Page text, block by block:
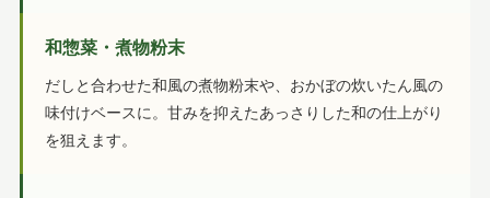
和惣菜・煮物粉末
だしと合わせた和風の煮物粉末や、おかぼの炊いたん風の
味付けベースに。甘みを抑えたあっさりした和の仕上がり
を狙えます。